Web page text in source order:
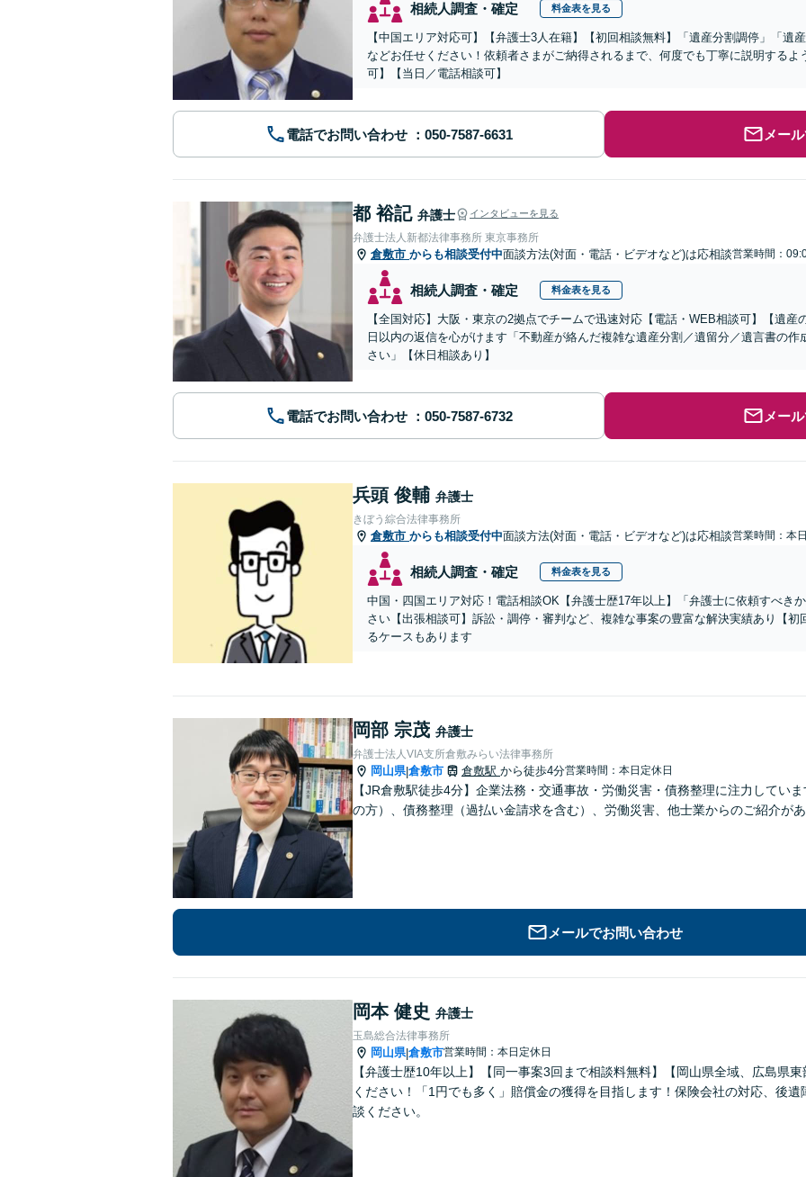
相続人調査・確定 料金表を見る
【中国エリア対応可】【弁護士3人在籍】【初回相談無料】「遺産分割調停」「遺
などお任せください！依頼者さまがご納得されるまで、何度でも丁寧に説明する
可】【当日／電話相談可】
電話でお問い合わせ メー
都 裕記 弁護士 インタビューを見る
弁護士法人新都法律事務所 東京事務所
倉敷市 からも相談受付中面談方法(対面・電話・ビデオなど)は応相談営業時間：
相続人調査・確定 料金表を見る
【全国対応】大阪・東京の2拠点でチームで迅速対応【電話・WEB相談可】【遺
日以内の返信を心がけます「不動産が絡んだ複雑な遺産分割／遺留分／遺言書の
さい」【休日相談あり】
電話でお問い合わせ メー
兵頭 俊輔 弁護士
きぼう綜合法律事務所
倉敷市 からも相談受付中面談方法(対面・電話・ビデオなど)は応相談営業時間：本
相続人調査・確定 料金表を見る
中国・四国エリア対応！電話相談OK【弁護士歴17年以上】「弁護士に依頼すべき
さい【出張相談可】訴訟・調停・審判など、複雑な事案の豊富な解決実績あり【初
るケースもあります
岡部 宗茂 弁護士
弁護士法人VIA支所倉敷みらい法律事務所
岡山県|倉敷市 倉敷駅 から徒歩4分営業時間：本日定休日
【JR倉敷駅徒歩4分】企業法務・交通事故・労働災害・債務整理に注力してい
の方）、債務整理（過払い金請求を含む）、労働災害、他士業からのご紹介が
メールでお問い合わせ
岡本 健史 弁護士
玉島総合法律事務所
岡山県|倉敷市営業時間：本日定休日
【弁護士歴10年以上】【同一事案3回まで相談料無料】【岡山県全域、広島県
ください！「1円でも多く」賠償金の獲得を目指します！保険会社の対応、後
談ください。